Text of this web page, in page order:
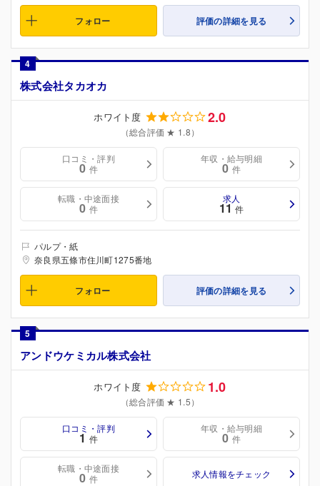
フォロー 評価の詳細を見る
4
株式会社タカオカ
ホワイト度 2.0
（総合評価 ★ 1.8）
口コミ・評判
0 件
年収・給与明細
0 件
転職・中途面接
0 件
求人
11 件
パルプ・紙
奈良県五條市住川町1275番地
フォロー 評価の詳細を見る
5
アンドウケミカル株式会社
ホワイト度 1.0
（総合評価 ★ 1.5）
口コミ・評判
1 件
年収・給与明細
0 件
転職・中途面接
0 件 求人情報をチェック